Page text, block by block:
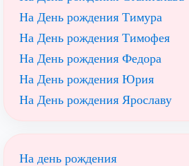
На День рождения Тимура
На День рождения Тимофея
На День рождения Федора
На День рождения Юрия
На День рождения Ярославу
На день рождения